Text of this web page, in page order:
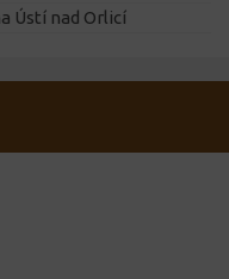
Ústí nad Orlicí